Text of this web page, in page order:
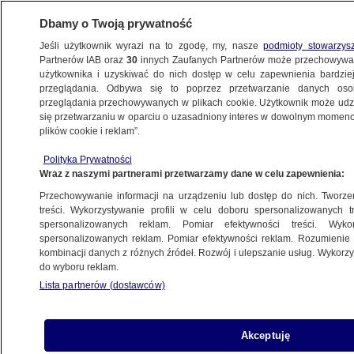
POLSKA
ekologicznym w Odrze: moje zobowiązanie
to ukarać winnych
13.08.2022, 10:12
Udostępnij
Dbamy o Twoją prywatność
Jeśli użytkownik wyrazi na to zgodę, my, naszepodmioty
Partnerów IAB oraz30 innych Zaufanych Partnerów może
użytkownika i uzyskiwać do nich dostęp w celu zapewnienia
przeglądania. Odbywa się to poprzez przetwarzanie danych
przeglądania przechowywanych w plikach cookie. Użytkownik może
się przetwarzaniu w oparciu o uzasadniony interes w dowolnym
plików cookie i reklam”.
Polityka Prywatności
Wraz z naszymi partnerami przetwarzamy dane w celu zapewnienia:
Przechowywanie informacji na urządzeniu lub dostęp do nich.
treści. Wykorzystywanie profili w celu doboru spersonalizowanych
spersonalizowanych reklam. Pomiar efektywności treści.
spersonalizowanych reklam. Pomiar efektywności reklam.
kombinacji danych z różnych źródeł. Rozwój i ulepszanie usług.
do wyboru reklam.
Lista partnerów (dostawców)
Akceptuję